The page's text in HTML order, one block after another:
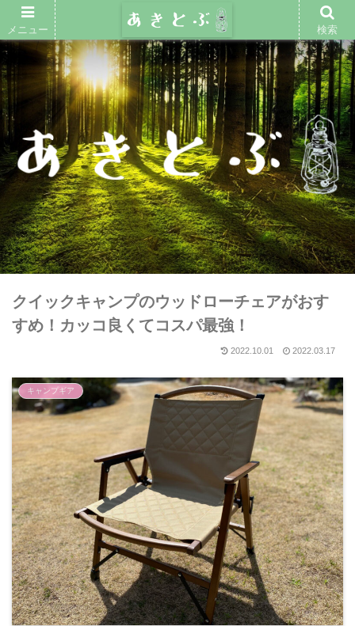
クイックキャンプのウッドローチェアがおす
すめ！カッコ良くてコスパ最強！
2022.10.01 2022.03.17
キャンプギア
メニュー 検索